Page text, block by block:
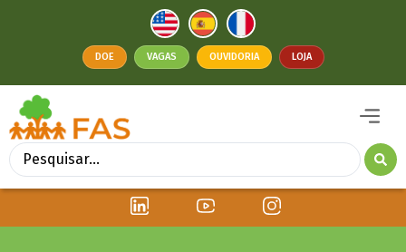
DOE VAGAS OUVIDORIA LOJA